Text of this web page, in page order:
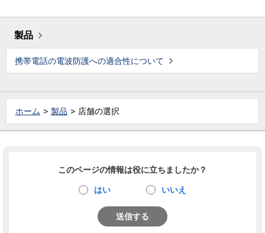
製品
携帯電話の電波防護への適合性について
ホーム 製品 店舗の選択
このページの情報は役に立ちましたか？
はい いいえ
送信する